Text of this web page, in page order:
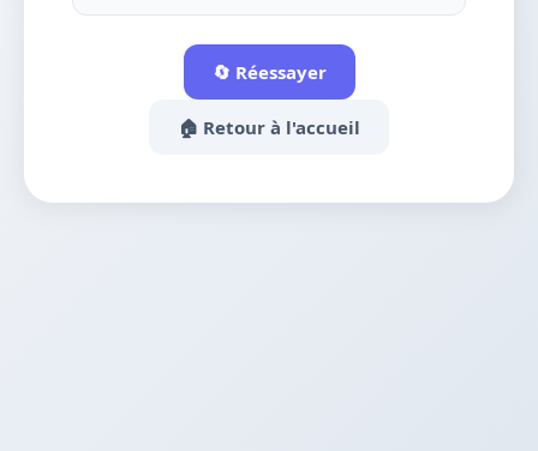
🔄 Réessayer
🏠 Retour à l'accueil